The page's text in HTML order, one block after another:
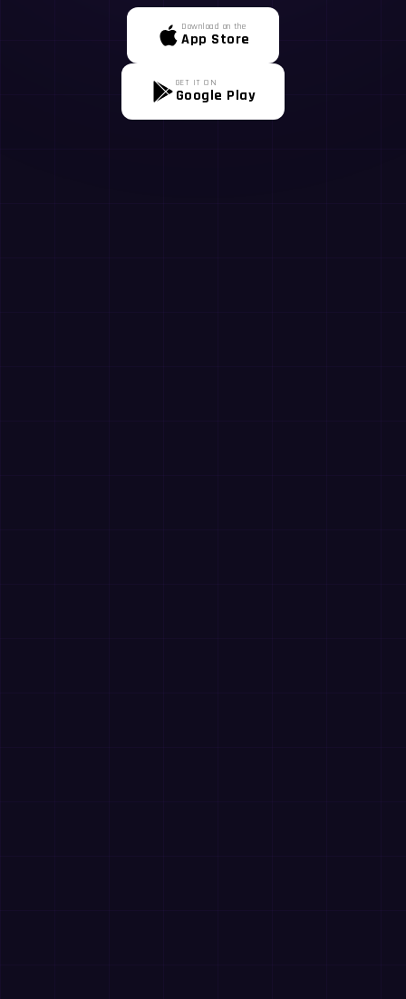
Download on the
App Store
GET IT ON
Google Play